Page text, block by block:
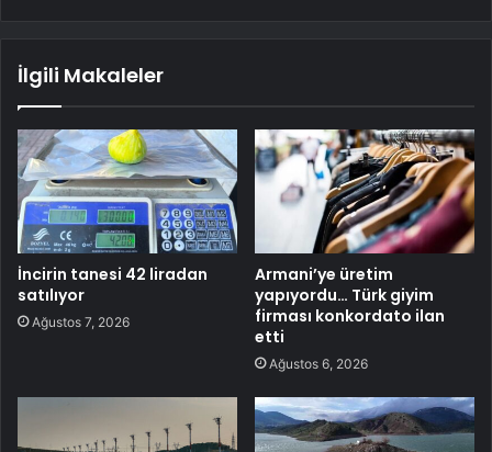
İlgili Makaleler
İncirin tanesi 42 liradan
satılıyor
Ağustos 7, 2026
Armani’ye üretim
yapıyordu… Türk giyim
firması konkordato ilan
etti
Ağustos 6, 2026